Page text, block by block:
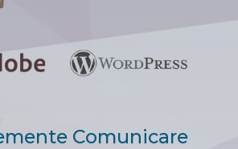
Comunicare